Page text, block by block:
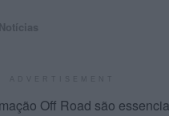
Notícias
Off Road são